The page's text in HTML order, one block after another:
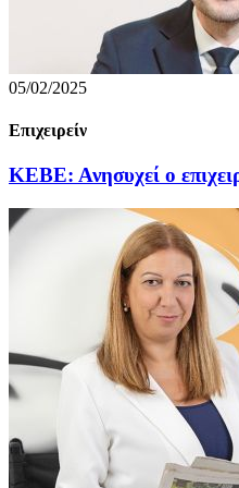
05/02/2025
Επιχειρείν
ΚΕΒΕ: Ανησυχεί ο